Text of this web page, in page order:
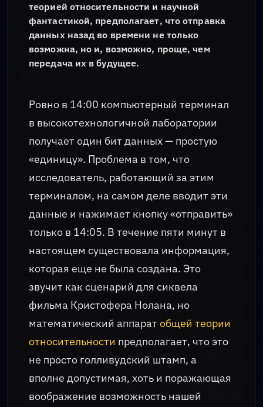
теорией относительности и научной
фантастикой, предполагает, что отправка
данных назад во времени не только
возможна, но и, возможно, проще, чем
передача их в будущее.
Ровно в 14:00 компьютерный терминал
в высокотехнологичной лаборатории
получает один бит данных — простую
«единицу». Проблема в том, что
исследователь, работающий за этим
терминалом, на самом деле вводит эти
данные и нажимает кнопку «отправить»
только в 14:05. В течение пяти минут в
настоящем существовала информация,
которая еще не была создана. Это
звучит как сценарий для сиквела
фильма Кристофера Нолана, но
математический аппаратобщей теории
относительности предполагает, что это
не просто голливудский штамп, а
вполне допустимая, хоть и поражающая
воображение возможность нашей